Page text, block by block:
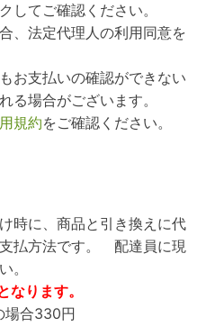
してご確認ください。
、法定代理人の利用同意を
お支払いの確認ができない
る場合がございます。
規約をご確認ください。
時に、商品と引き換えに代
払方法です。 配達員に現
。
ります。
場合330円